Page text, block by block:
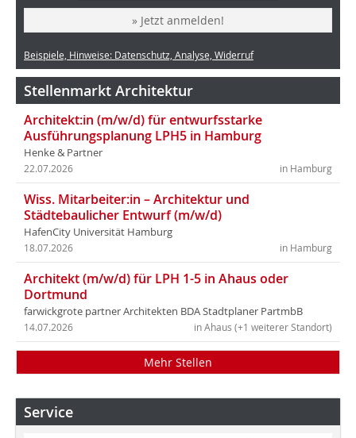
» Jetzt anmelden!
Beispiele, Hinweise: Datenschutz, Analyse, Widerruf
Stellenmarkt Architektur
Architekt:in (m/w/d) für entwurfsstarke
Ausführungsplanung LPH5 in Hamburg
Henke & Partner
in Hamburg
22.07.2026
Wiss. Mitarbeiter:in – Architektur und
Städtebaulicher Entwurf (m/w/d)
HafenCity Universität Hamburg
in Hamburg
18.07.2026
Architekt (m/w/d) für LPH 1-5 in Ahaus oder
Dortmund
farwickgrote partner Architekten BDA Stadtplaner PartmbB
in Ahaus (+1 weiterer Standort)
14.07.2026
Mehr Stellen
Service